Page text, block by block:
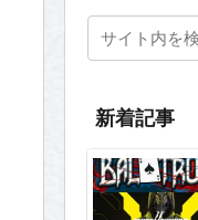
新着記事